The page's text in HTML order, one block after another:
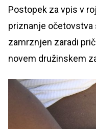
Postopek za vpis v
priznanje očetovstva
zamrznjen zaradi
novem družinskem